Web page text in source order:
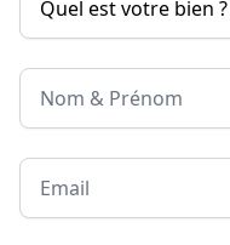
Nom & Prénom
Email